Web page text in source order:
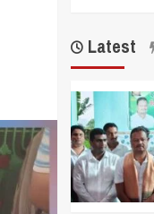
Latest